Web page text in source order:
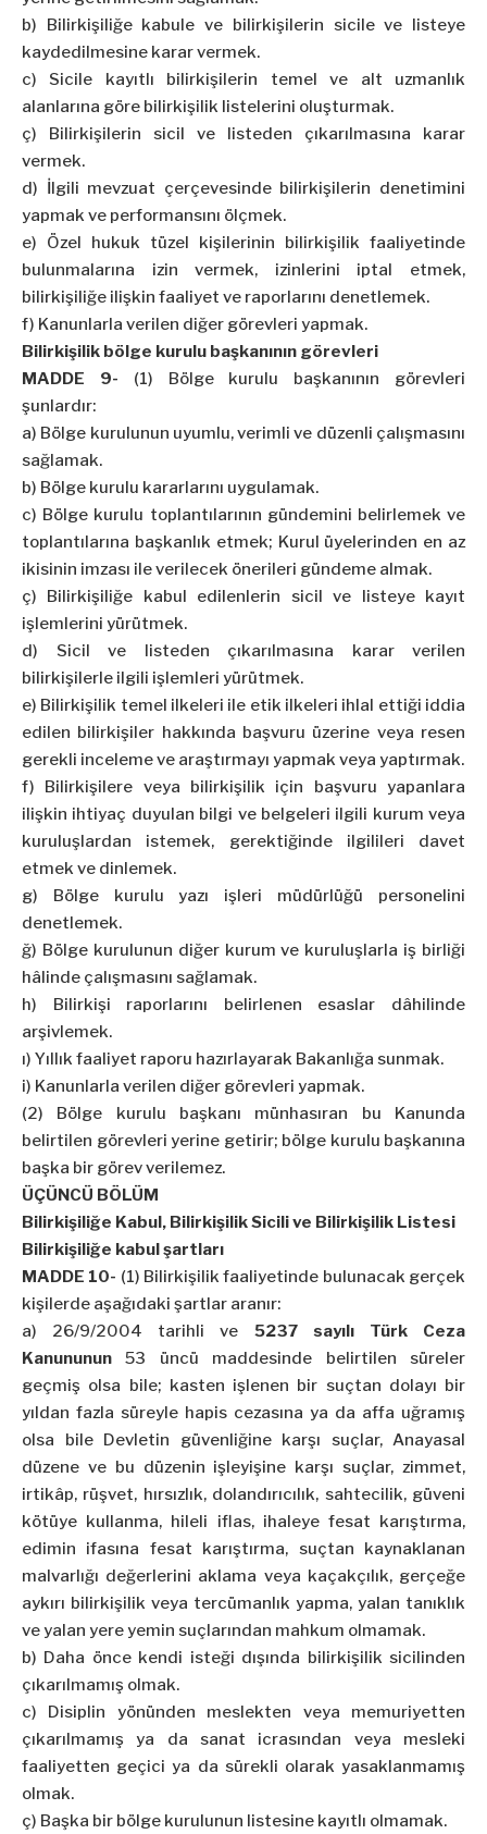
b) Bilirkişiliğe kabule ve bilirkişilerin sicile ve listeye
kaydedilmesine karar vermek.
c) Sicile kayıtlı bilirkişilerin temel ve alt uzmanlık
alanlarına göre bilirkişilik listelerini oluşturmak.
ç) Bilirkişilerin sicil ve listeden çıkarılmasına karar
vermek.
d) İlgili mevzuat çerçevesinde bilirkişilerin denetimini
yapmak ve performansını ölçmek.
e) Özel hukuk tüzel kişilerinin bilirkişilik faaliyetinde
bulunmalarına izin vermek, izinlerini iptal etmek,
bilirkişiliğe ilişkin faaliyet ve raporlarını denetlemek.
f) Kanunlarla verilen diğer görevleri yapmak.
Bilirkişilik bölge kurulu başkanının görevleri
MADDE 9- (1) Bölge kurulu başkanının görevleri
şunlardır:
a) Bölge kurulunun uyumlu, verimli ve düzenli çalışmasını
sağlamak.
b) Bölge kurulu kararlarını uygulamak.
c) Bölge kurulu toplantılarının gündemini belirlemek ve
toplantılarına başkanlık etmek; Kurul üyelerinden en az
ikisinin imzası ile verilecek önerileri gündeme almak.
ç) Bilirkişiliğe kabul edilenlerin sicil ve listeye kayıt
işlemlerini yürütmek.
d) Sicil ve listeden çıkarılmasına karar verilen
bilirkişilerle ilgili işlemleri yürütmek.
e) Bilirkişilik temel ilkeleri ile etik ilkeleri ihlal ettiği iddia
edilen bilirkişiler hakkında başvuru üzerine veya resen
gerekli inceleme ve araştırmayı yapmak veya yaptırmak.
f) Bilirkişilere veya bilirkişilik için başvuru yapanlara
ilişkin ihtiyaç duyulan bilgi ve belgeleri ilgili kurum veya
kuruluşlardan istemek, gerektiğinde ilgilileri davet
etmek ve dinlemek.
g) Bölge kurulu yazı işleri müdürlüğü personelini
denetlemek.
ğ) Bölge kurulunun diğer kurum ve kuruluşlarla iş birliği
hâlinde çalışmasını sağlamak.
h) Bilirkişi raporlarını belirlenen esaslar dâhilinde
arşivlemek.
ı) Yıllık faaliyet raporu hazırlayarak Bakanlığa sunmak.
i) Kanunlarla verilen diğer görevleri yapmak.
(2) Bölge kurulu başkanı münhasıran bu Kanunda
belirtilen görevleri yerine getirir; bölge kurulu başkanına
başka bir görev verilemez.
ÜÇÜNCÜ BÖLÜM
Bilirkişiliğe Kabul, Bilirkişilik Sicili ve Bilirkişilik Listesi
Bilirkişiliğe kabul şartları
MADDE 10- (1) Bilirkişilik faaliyetinde bulunacak gerçek
kişilerde aşağıdaki şartlar aranır:
a) 26/9/2004 tarihli ve 5237 sayılı Türk Ceza
Kanununun 53 üncü maddesinde belirtilen süreler
geçmiş olsa bile; kasten işlenen bir suçtan dolayı bir
yıldan fazla süreyle hapis cezasına ya da affa uğramış
olsa bile Devletin güvenliğine karşı suçlar, Anayasal
düzene ve bu düzenin işleyişine karşı suçlar, zimmet,
irtikâp, rüşvet, hırsızlık, dolandırıcılık, sahtecilik, güveni
kötüye kullanma, hileli iflas, ihaleye fesat karıştırma,
edimin ifasına fesat karıştırma, suçtan kaynaklanan
malvarlığı değerlerini aklama veya kaçakçılık, gerçeğe
aykırı bilirkişilik veya tercümanlık yapma, yalan tanıklık
ve yalan yere yemin suçlarından mahkum olmamak.
b) Daha önce kendi isteği dışında bilirkişilik sicilinden
çıkarılmamış olmak.
c) Disiplin yönünden meslekten veya memuriyetten
çıkarılmamış ya da sanat icrasından veya mesleki
faaliyetten geçici ya da sürekli olarak yasaklanmamış
olmak.
ç) Başka bir bölge kurulunun listesine kayıtlı olmamak.